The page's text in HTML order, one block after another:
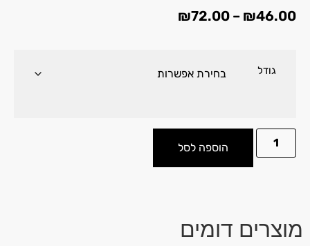
₪46.00
–
₪72.00
גודל
הוספה לסל
מוצרים דומים